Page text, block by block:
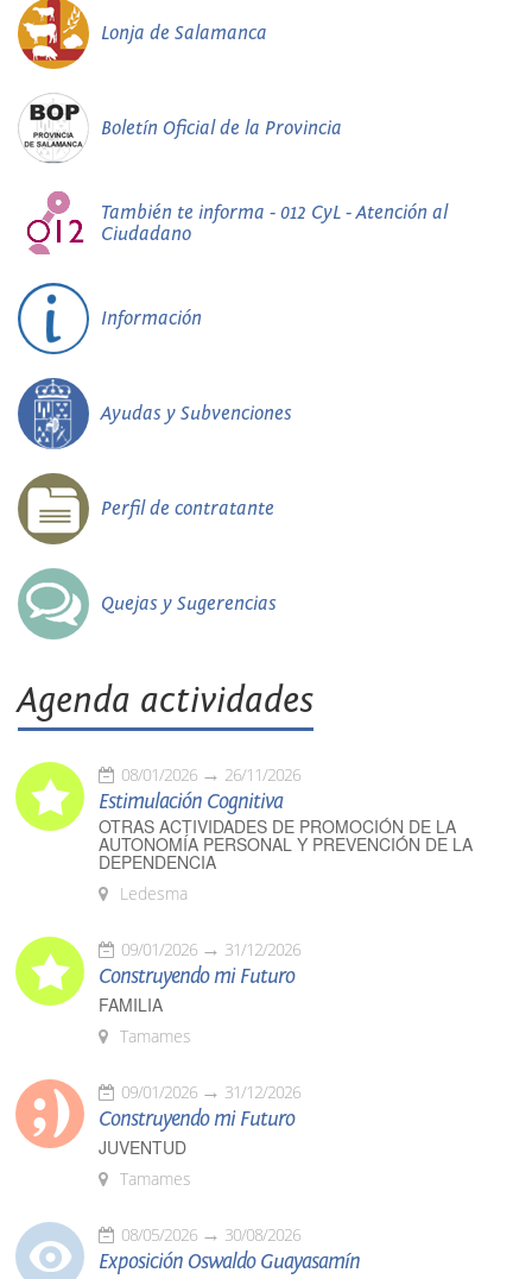
Lonja de Salamanca
Boletín Oficial de la Provincia
También te informa - 012 CyL - Atención al
Ciudadano
Información
Ayudas y Subvenciones
Perfil de contratante
Quejas y Sugerencias
Agenda actividades
08/01/2026 26/11/2026
Estimulación Cognitiva
OTRAS ACTIVIDADES DE PROMOCIÓN DE LA
AUTONOMÍA PERSONAL Y PREVENCIÓN DE LA
DEPENDENCIA
Ledesma
09/01/2026 31/12/2026
Construyendo mi Futuro
FAMILIA
Tamames
09/01/2026 31/12/2026
Construyendo mi Futuro
JUVENTUD
Tamames
08/05/2026 30/08/2026
Exposición Oswaldo Guayasamín